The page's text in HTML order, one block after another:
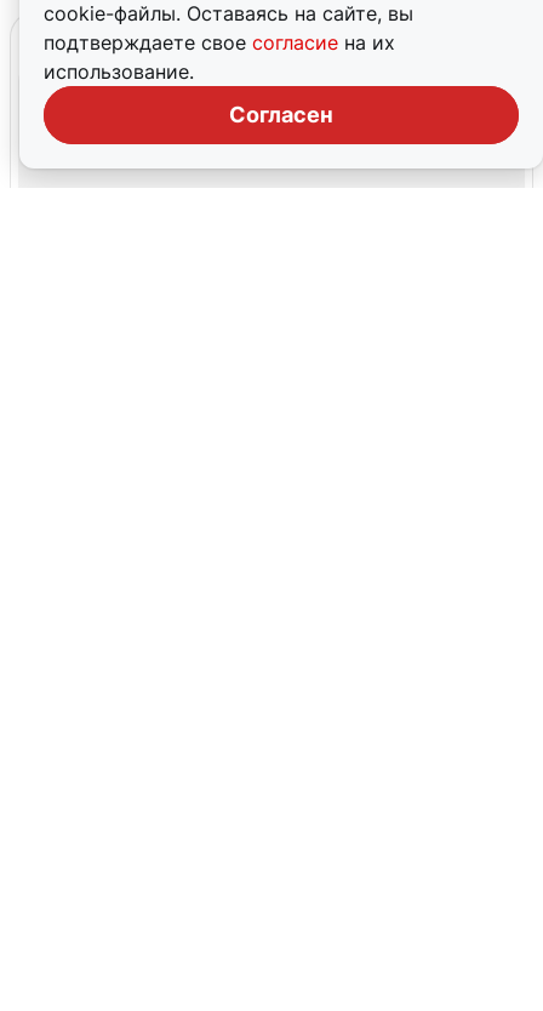
cookie-файлы. Оставаясь на сайте, вы
подтверждаете свое согласие на их
использование.
Согласен